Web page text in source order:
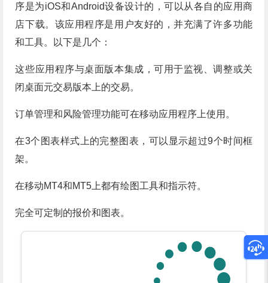
序是为iOS和Android设备设计的，可以从各自的应用商
店下载。该应用程序是用户友好的，并充满了许多功能
和工具。以下是几个：
这些应用程序与桌面版本集成，可用于监视、调整或关
闭桌面元交易版本上的交易。
订单管理和风险管理功能可在移动应用程序上使用。
在3个图表样式上的完整图表，可以显示超过9个时间框
架。
在移动MT4和MT5上都有绘图工具和指示符。
完全可定制的报价和图表。